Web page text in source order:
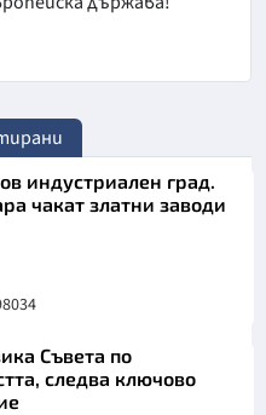
индустриален град.
чакат златни заводи
Съвета по
следва ключово